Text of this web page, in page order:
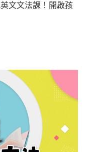
文文法課！開啟孩